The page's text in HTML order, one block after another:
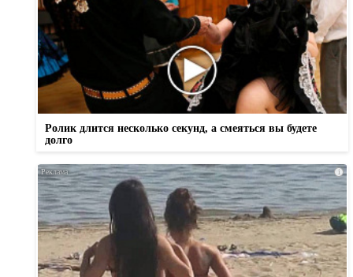
Ролик длится несколько секунд, а смеяться вы будете
долго
i